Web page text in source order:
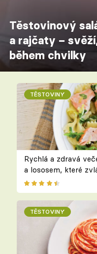
Těstovinový
a rajčaty –
během chvilky
TĚSTOVINY
Rychlá a zdravá
a lososem, které
TĚSTOVINY